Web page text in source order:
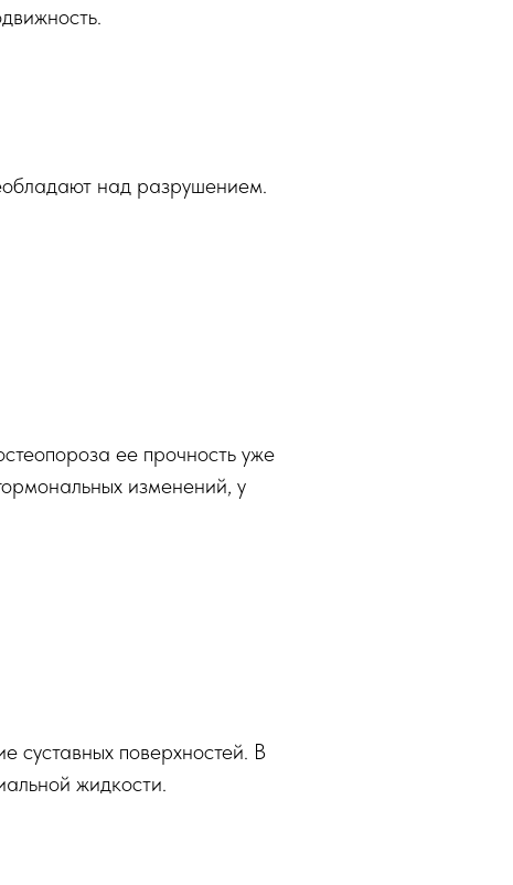
над разрушением.
ее прочность уже
изменений, у
суставных поверхностей. В
жидкости.